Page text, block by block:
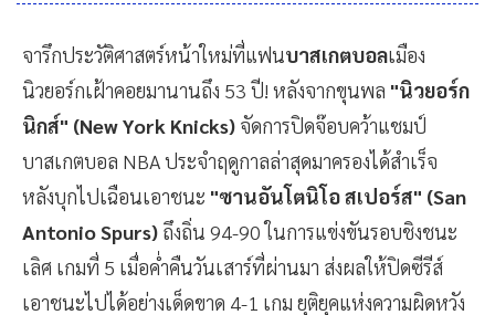
จารึกประวัติศาสตร์หน้าใหม่ที่แฟนบาสเกตบอลเมือง
นิวยอร์กเฝ้าคอยมานานถึง 53 ปี! หลังจากขุนพล "นิวยอร์ก
นิกส์" (New York Knicks) จัดการปิดจ๊อบคว้าแชมป์
บาสเกตบอล NBA ประจำฤดูกาลล่าสุดมาครองได้สำเร็จ
หลังบุกไปเฉือนเอาชนะ "ซานอันโตนิโอ สเปอร์ส" (San
Antonio Spurs) ถึงถิ่น 94-90 ในการแข่งขันรอบชิงชนะ
เลิศ เกมที่ 5 เมื่อค่ำคืนวันเสาร์ที่ผ่านมา ส่งผลให้ปิดซีรีส์
เอาชนะไปได้อย่างเด็ดขาด 4-1 เกม ยุติยุคแห่งความผิดหวัง